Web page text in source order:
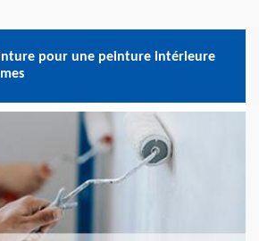
pour une peinture intérieure